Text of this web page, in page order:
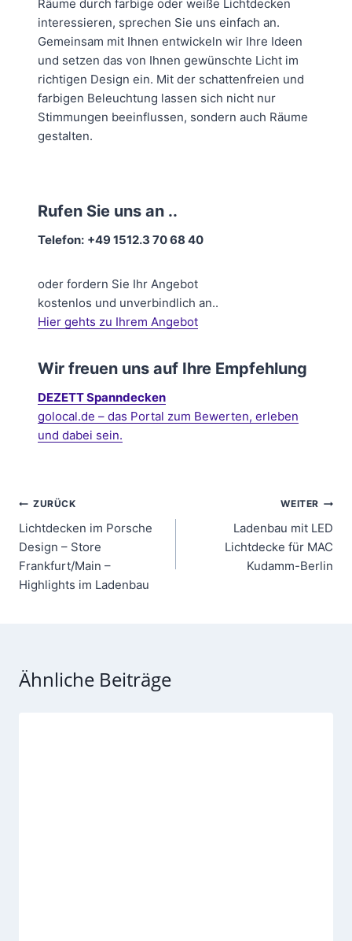
Räume durch farbige oder weiße Lichtdecken
interessieren, sprechen Sie uns einfach an.
Gemeinsam mit Ihnen entwickeln wir Ihre Ideen
und setzen das von Ihnen gewünschte Licht im
richtigen Design ein. Mit der schattenfreien und
farbigen Beleuchtung lassen sich nicht nur
Stimmungen beeinflussen, sondern auch Räume
gestalten.
Rufen Sie uns an ..
Telefon: +49 1512.3 70 68 40
oder fordern Sie Ihr Angebot
kostenlos und unverbindlich an..
Hier gehts zu Ihrem Angebot
Wir freuen uns auf Ihre Empfehlung
DEZETT Spanndecken
golocal.de – das Portal zum Bewerten, erleben
und dabei sein.
Beitragsnavigation
ZURÜCK
Lichtdecken im Porsche
Design – Store
Frankfurt/Main –
Highlights im Ladenbau
WEITER
Ladenbau mit LED
Lichtdecke für MAC
Kudamm-Berlin
Ähnliche Beiträge